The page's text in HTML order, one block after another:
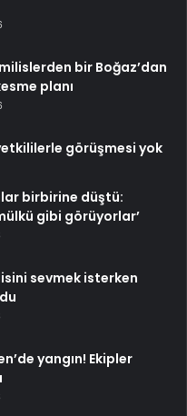
bir Boğaz’dan
planı
görüşmesi yok
birbirine düştü:
gibi görüyorlar’
sevmek isterken
yangın! Ekipler